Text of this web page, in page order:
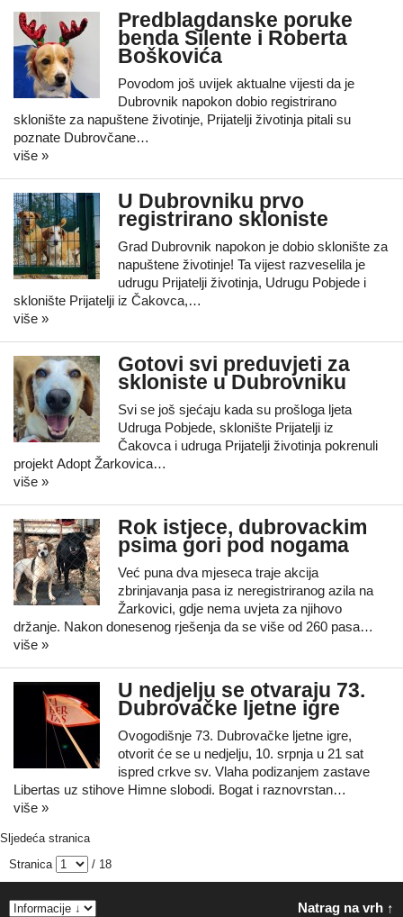
Predblagdanske poruke
benda Silente i Roberta
Boškovića
Povodom još uvijek aktualne vijesti da je
Dubrovnik napokon dobio registrirano
sklonište za napuštene životinje, Prijatelji životinja pitali su
poznate Dubrovčane…
više »
U Dubrovniku prvo
registrirano skloniste
Grad Dubrovnik napokon je dobio sklonište za
napuštene životinje! Ta vijest razveselila je
udrugu Prijatelji životinja, Udrugu Pobjede i
sklonište Prijatelji iz Čakovca,…
više »
Gotovi svi preduvjeti za
skloniste u Dubrovniku
Svi se još sjećaju kada su prošloga ljeta
Udruga Pobjede, sklonište Prijatelji iz
Čakovca i udruga Prijatelji životinja pokrenuli
projekt Adopt Žarkovica…
više »
Rok istjece, dubrovackim
psima gori pod nogama
Već puna dva mjeseca traje akcija
zbrinjavanja pasa iz neregistriranog azila na
Žarkovici, gdje nema uvjeta za njihovo
držanje. Nakon donesenog rješenja da se više od 260 pasa…
više »
U nedjelju se otvaraju 73.
Dubrovačke ljetne igre
Ovogodišnje 73. Dubrovačke ljetne igre,
otvorit će se u nedjelju, 10. srpnja u 21 sat
ispred crkve sv. Vlaha podizanjem zastave
Libertas uz stihove Himne slobodi. Bogat i raznovrstan…
više »
Sljedeća stranica
Stranica
/ 18
Natrag na vrh ↑